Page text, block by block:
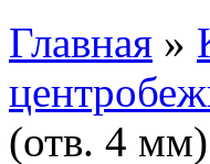
Главная »
(отв. 4 мм)